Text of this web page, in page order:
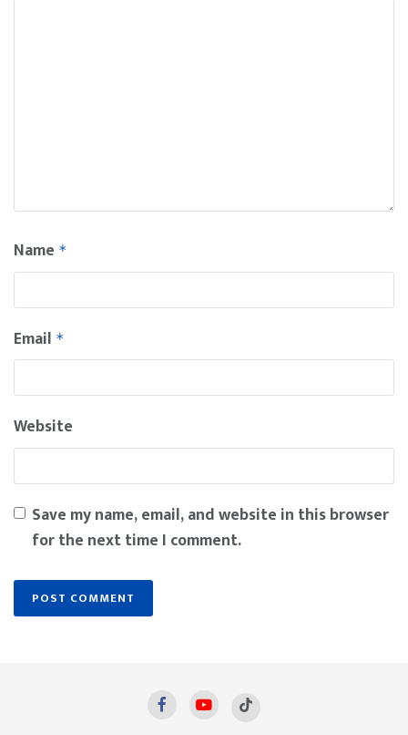
Name *
Email *
Website
Save my name, email, and website in this browser
for the next time I comment.